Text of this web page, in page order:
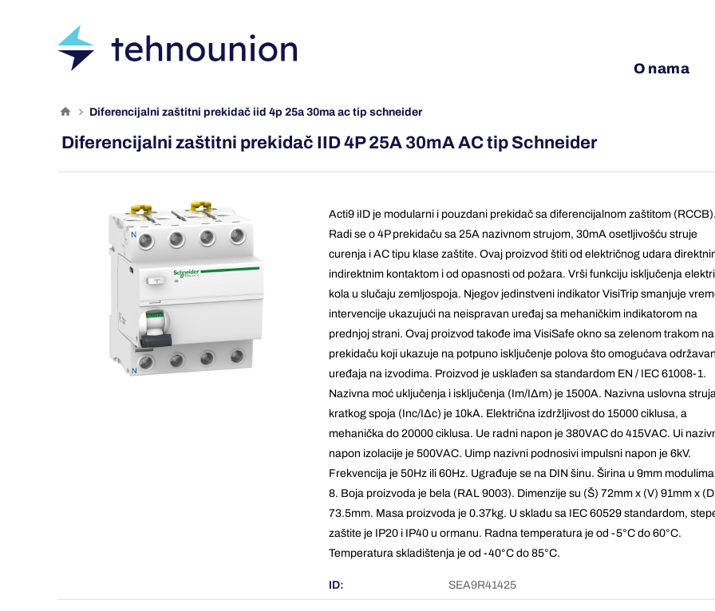
O nama
diferencijalni zaštitni prekidač iid 4p 25a 30ma ac tip schneider
Diferencijalni zaštitni prekidač IID 4P 25A 30mA AC tip Schneider
Acti9 iID je modularni i pouzdani prekidač sa diferencijalnom zaštitom (RCCB).
Radi se o 4P prekidaču sa 25A nazivnom strujom, 30mA osetljivošću struje
curenja i AC tipu klase zaštite. Ovaj proizvod štiti od električnog udara
indirektnim kontaktom i od opasnosti od požara. Vrši funkciju isključenja
kola u slučaju zemljospoja. Njegov jedinstveni indikator VisiTrip smanjuje
intervencije ukazujući na neispravan uređaj sa mehaničkim indikatorom na
prednjoj strani. Ovaj proizvod takođe ima VisiSafe okno sa zelenom trakom na
prekidaču koji ukazuje na potpuno isključenje polova što omogućava
uređaja na izvodima. Proizvod je usklađen sa standardom EN / IEC 61008-1.
Nazivna moć uključenja i isključenja (Im/IΔm) je 1500A. Nazivna uslovna
kratkog spoja (Inc/IΔc) je 10kA. Električna izdržljivost do 15000 ciklusa, a
mehanička do 20000 ciklusa. Ue radni napon je 380VAC do 415VAC. Ui
napon izolacije je 500VAC. Uimp nazivni podnosivi impulsni napon je 6kV.
Frekvencija je 50Hz ili 60Hz. Ugrađuje se na DIN šinu. Širina u 9mm modulima
8. Boja proizvoda je bela (RAL 9003). Dimenzije su (Š) 72mm x (V) 91mm x
73.5mm. Masa proizvoda je 0.37kg. U skladu sa IEC 60529 standardom,
zaštite je IP20 i IP40 u ormanu. Radna temperatura je od -5°C do 60°C.
Temperatura skladištenja je od -40°C do 85°C.
ID: SEA9R41425